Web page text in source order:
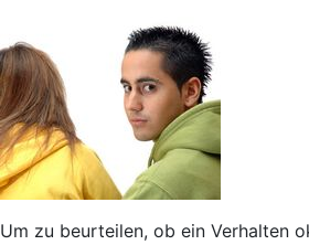
Um zu beurteilen, ob ein Verhalten